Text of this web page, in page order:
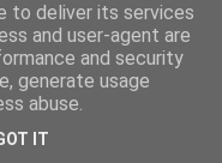
to deliver its services
and user-agent are
and security
generate usage
abuse.
IT